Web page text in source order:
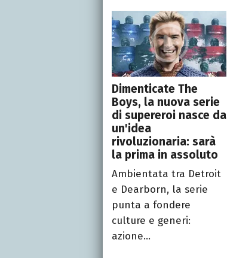
Dimenticate The
Boys, la nuova serie
di supereroi nasce da
un'idea
rivoluzionaria: sarà
la prima in assoluto
Ambientata tra Detroit
e Dearborn, la serie
punta a fondere
culture e generi:
azione...